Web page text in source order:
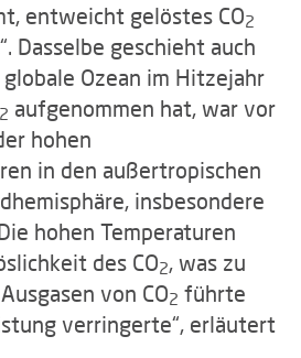
entweicht gelöstes CO2
Dasselbe geschieht auch
globale Ozean im Hitzejahr
2 aufgenommen hat, war vor
hohen
in den außertropischen
insbesondere
hohen Temperaturen
des CO2, was zu
von CO2 führte
verringerte“, erläutert